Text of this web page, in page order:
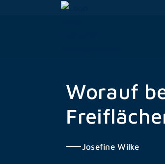
Worauf
Josefine Wilke